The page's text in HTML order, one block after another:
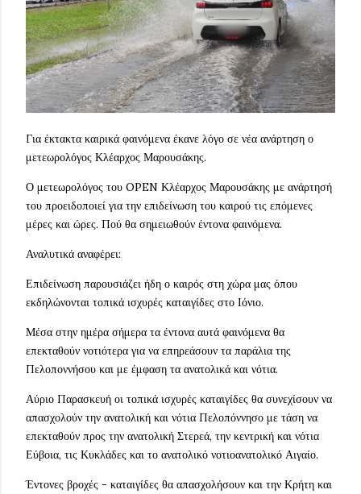
Για έκτακτα καιρικά φαινόμενα έκανε λόγο σε νέα ανάρτηση ο
μετεωρολόγος Κλέαρχος Μαρουσάκης.
Ο μετεωρολόγος του OPEN Κλέαρχος Μαρουσάκης με ανάρτησή
του προειδοποιεί για την επιδείνωση του καιρού τις επόμενες
μέρες και ώρες. Πού θα σημειωθούν έντονα φαινόμενα.
Αναλυτικά αναφέρει:
Επιδείνωση παρουσιάζει ήδη ο καιρός στη χώρα μας όπου
εκδηλώνονται τοπικά ισχυρές καταιγίδες στο Ιόνιο.
Μέσα στην ημέρα σήμερα τα έντονα αυτά φαινόμενα θα
επεκταθούν νοτιότερα για να επηρεάσουν τα παράλια της
Πελοποννήσου και με έμφαση τα ανατολικά και νότια.
Αύριο Παρασκευή οι τοπικά ισχυρές καταιγίδες θα συνεχίσουν να
απασχολούν την ανατολική και νότια Πελοπόννησο με τάση να
επεκταθούν προς την ανατολική Στερεά, την κεντρική και νότια
Εύβοια, τις Κυκλάδες και το ανατολικό νοτιοανατολικό Αιγαίο.
Έντονες βροχές - καταιγίδες θα απασχολήσουν και την Κρήτη και